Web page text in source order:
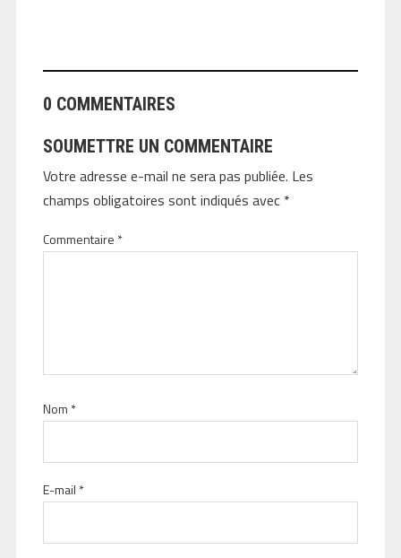
0 COMMENTAIRES
SOUMETTRE UN COMMENTAIRE
Votre adresse e-mail ne sera pas publiée. Les
champs obligatoires sont indiqués avec *
Commentaire *
Nom *
E-mail *